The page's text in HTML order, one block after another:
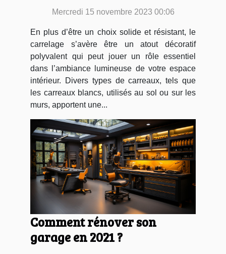
Mercredi 15 novembre 2023 00:06
En plus d’être un choix solide et résistant, le
carrelage s’avère être un atout décoratif
polyvalent qui peut jouer un rôle essentiel
dans l’ambiance lumineuse de votre espace
intérieur. Divers types de carreaux, tels que
les carreaux blancs, utilisés au sol ou sur les
murs, apportent une...
Comment rénover son
garage en 2021 ?